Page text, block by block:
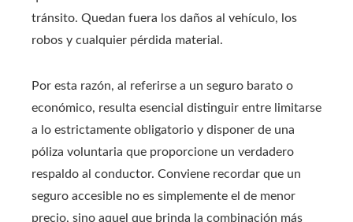
tránsito. Quedan fuera los daños al vehículo, los
robos y cualquier pérdida material.
Por esta razón, al referirse a un seguro barato o
económico, resulta esencial distinguir entre limitarse
a lo estrictamente obligatorio y disponer de una
póliza voluntaria que proporcione un verdadero
respaldo al conductor. Conviene recordar que un
seguro accesible no es simplemente el de menor
precio, sino aquel que brinda la combinación más